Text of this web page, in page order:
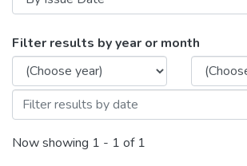
Browsing Технічні науки
Filter results by year or month
Now showing 1 - 1 of 1